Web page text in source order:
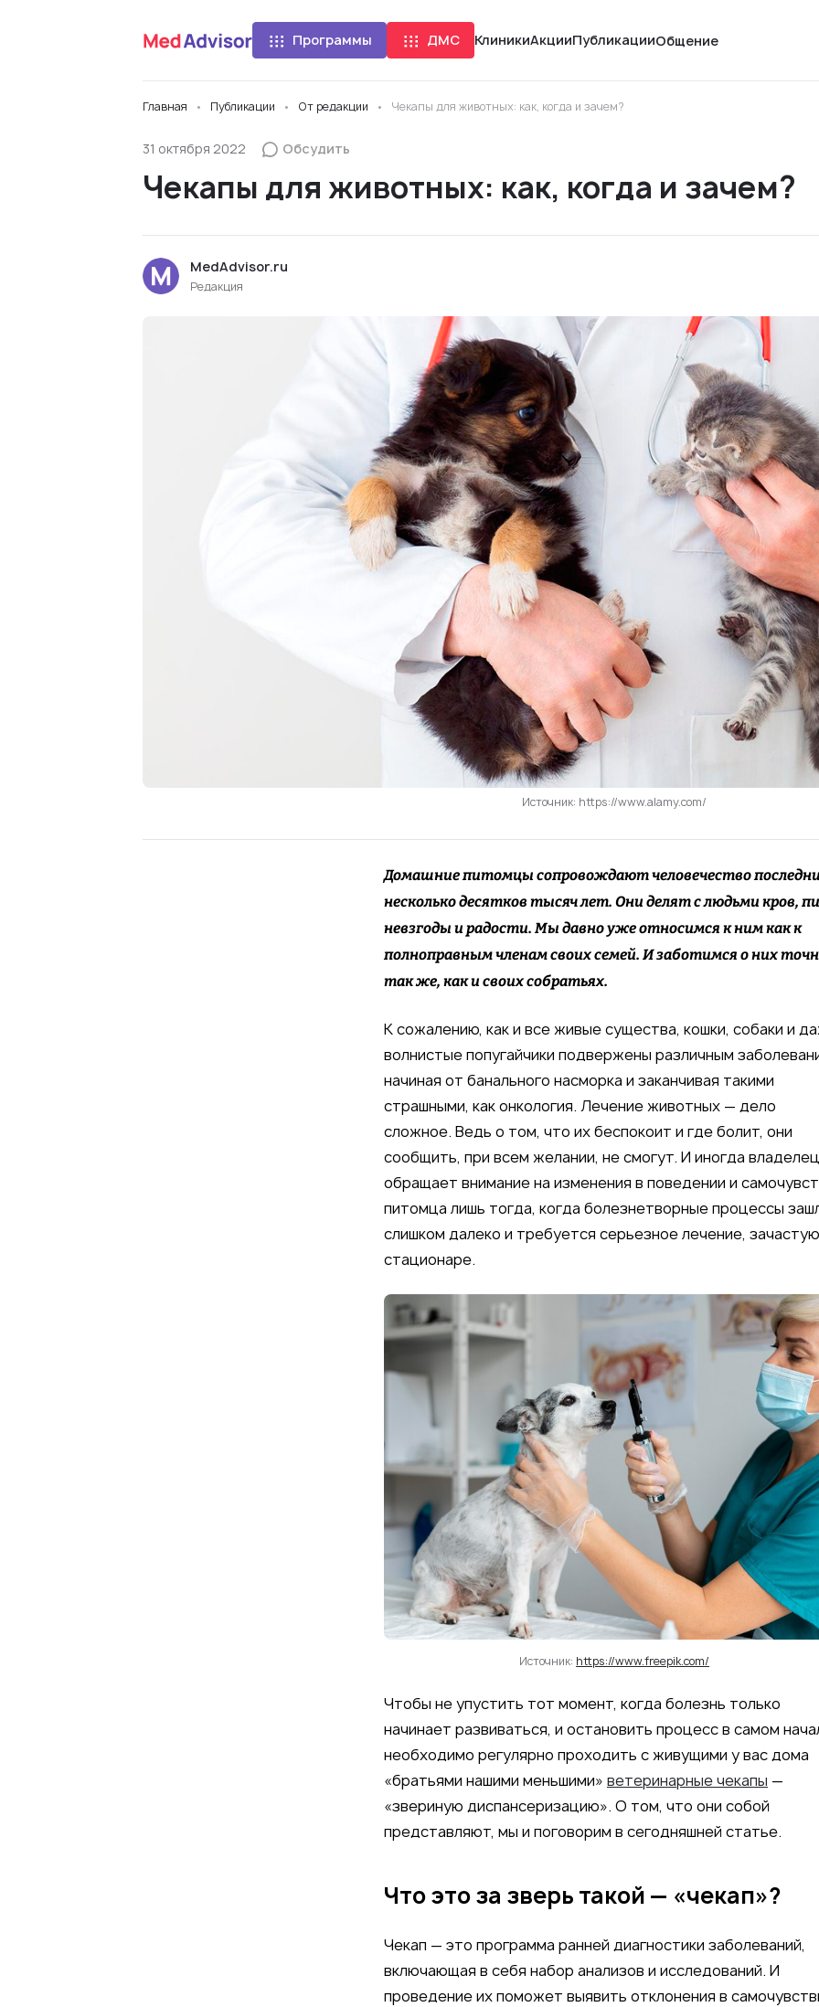
Программы ДМС КлиникиАкцииПубликацииОбщение
Главная Публикации От редакции Чекапы для животных: как, когда и зачем?
31 октября 2022 Обсудить
Чекапы для животных: как, когда и зачем?
MedAdvisor.ru
Редакция
Источник: https://www.alamy.com/
Домашние питомцы сопровождают человечество
несколько десятков тысяч лет. Они делят с людьми кров,
невзгоды и радости. Мы давно уже относимся к ним как к
полноправным членам своих семей. И заботимся о них
так же, как и своих собратьях.
К сожалению, как и все живые существа, кошки, собаки и
волнистые попугайчики подвержены различным
начиная от банального насморка и заканчивая такими
страшными, как онкология. Лечение животных — дело
сложное. Ведь о том, что их беспокоит и где болит, они
сообщить, при всем желании, не смогут. И иногда владелец
обращает внимание на изменения в поведении и
питомца лишь тогда, когда болезнетворные процессы
слишком далеко и требуется серьезное лечение,
стационаре.
Источник: https://www.freepik.com/
Чтобы не упустить тот момент, когда болезнь только
начинает развиваться, и остановить процесс в самом
необходимо регулярно проходить с живущими у вас дома
«братьями нашими меньшими» ветеринарные чекапы —
«звериную диспансеризацию». О том, что они собой
представляют, мы и поговорим в сегодняшней статье.
Что это за зверь такой — «чекап»?
Чекап — это программа ранней диагностики заболеваний,
включающая в себя набор анализов и исследований. И
проведение их поможет выявить отклонения в